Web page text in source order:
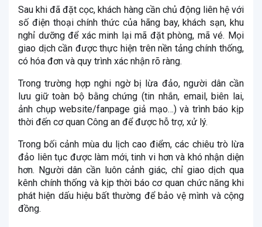
Sau khi đã đặt cọc, khách hàng cần chủ động liên hệ với
số điện thoại chính thức của hãng bay, khách sạn, khu
nghỉ dưỡng để xác minh lại mã đặt phòng, mã vé. Mọi
giao dịch cần được thực hiện trên nền tảng chính thống,
có hóa đơn và quy trình xác nhận rõ ràng.
Trong trường hợp nghi ngờ bị lừa đảo, người dân cần
lưu giữ toàn bộ bằng chứng (tin nhắn, email, biên lai,
ảnh chụp website/fanpage giả mạo…) và trình báo kịp
thời đến cơ quan Công an để được hỗ trợ, xử lý.
Trong bối cảnh mùa du lịch cao điểm, các chiêu trò lừa
đảo liên tục được làm mới, tinh vi hơn và khó nhận diện
hơn. Người dân cần luôn cảnh giác, chỉ giao dịch qua
kênh chính thống và kịp thời báo cơ quan chức năng khi
phát hiện dấu hiệu bất thường để bảo vệ mình và cộng
đồng.